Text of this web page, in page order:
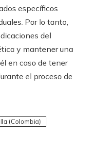
específicos
Por lo tanto,
del
y mantener una
en caso de tener
el proceso de
(Colombia)